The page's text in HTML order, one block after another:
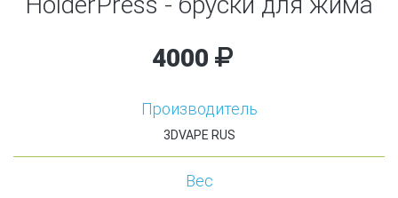
4000
Производитель
3DVAPE RUS
Вес